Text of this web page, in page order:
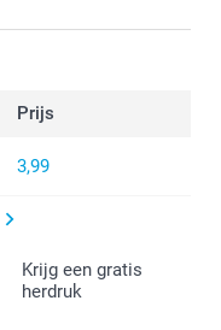
Prijs
3,99
Krijg een gratis
herdruk